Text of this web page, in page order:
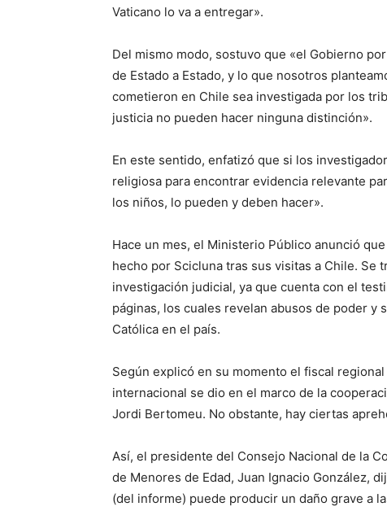
Vaticano lo va a entregar».
Del mismo modo, sostuvo que «el Gobierno
de Estado a Estado, y lo que nosotros
cometieron en Chile sea investigada por los
justicia no pueden hacer ninguna distinción».
En este sentido, enfatizó que si los
religiosa para encontrar evidencia relevante
los niños, lo pueden y deben hacer».
Hace un mes, el Ministerio Público anunció
hecho por Scicluna tras sus visitas a Chile. Se
investigación judicial, ya que cuenta con el
páginas, los cuales revelan abusos de poder
Católica en el país.
Según explicó en su momento el fiscal
internacional se dio en el marco de la
Jordi Bertomeu. No obstante, hay ciertas
Así, el presidente del Consejo Nacional de la
de Menores de Edad, Juan Ignacio González,
(del informe) puede producir un daño grave a